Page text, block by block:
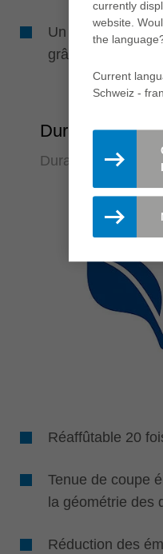
Un quantité de
grâce à la
Durabilité
Durable et
Réaffûtable 20
Tenue de coupe
la géométrie des
Réduction des
currently
website.
the
Current
Schweiz -